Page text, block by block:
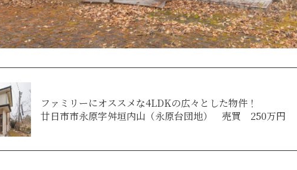
ファミリーにオススメな4LDKの広々とした物件！
廿日市市永原字舛垣内山（永原台団地） 売買 250万円